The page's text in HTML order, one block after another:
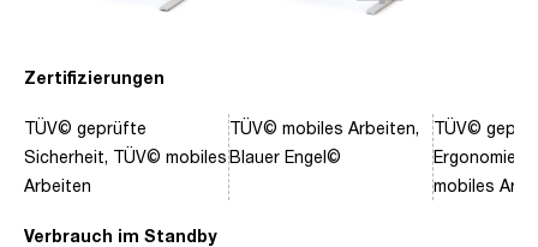
Zertifizierungen
Verbrauch im Standby
TÜV© geprüfte
Sicherheit, TÜV© mobiles
Arbeiten
TÜV© mobiles Arbeiten,
Blauer Engel©
TÜV©
Ergonomie,
mobiles